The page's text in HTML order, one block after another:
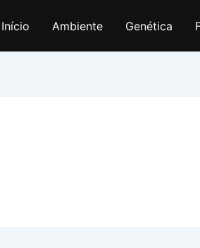
Início Ambiente Genética